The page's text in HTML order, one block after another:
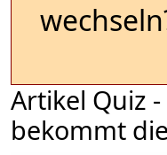
Artikel Quiz
bekommt